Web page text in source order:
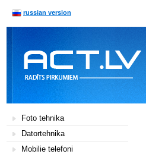
russian version
Foto tehnika
Datortehnika
Mobilie telefoni